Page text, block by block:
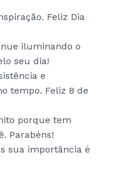
Feliz Dia
iluminando o
seu dia!
e
tempo. Feliz 8 de
porque tem
Parabéns!
sua importância é